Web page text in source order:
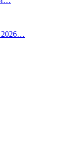
2026…